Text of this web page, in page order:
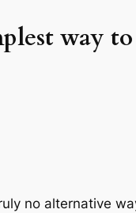
way
no alternative